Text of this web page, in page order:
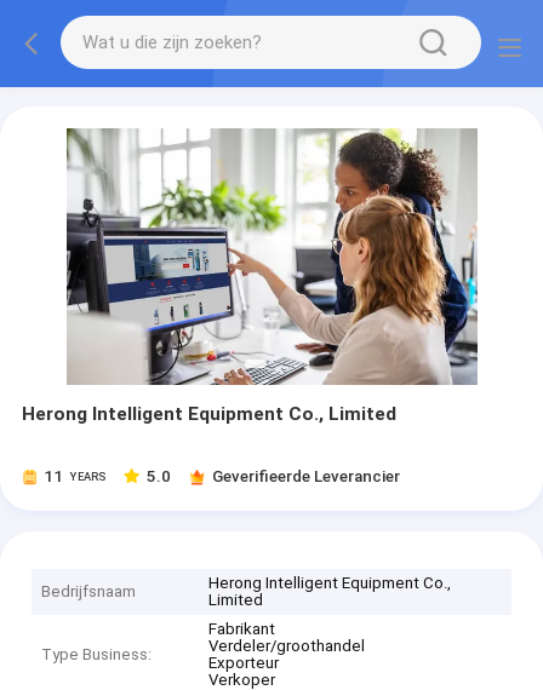
Herong Intelligent Equipment Co., Limited
11 YEARS 5.0 Geverifieerde Leverancier
Bedrijfsnaam
Herong Intelligent Equipment Co.,
Limited
Type Business:
Fabrikant
Verdeler/groothandel
Exporteur
Verkoper